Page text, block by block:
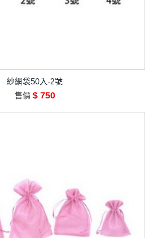
紗網袋50入-2號
售價 $ 750